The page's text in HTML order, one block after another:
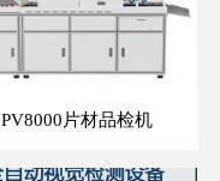
PV8000片材品检机